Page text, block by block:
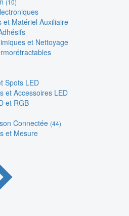
et Matériel Auxiliaire
et Nettoyage
Spots LED
et Accessoires LED
et RGB
Connectée (44)
et Mesure